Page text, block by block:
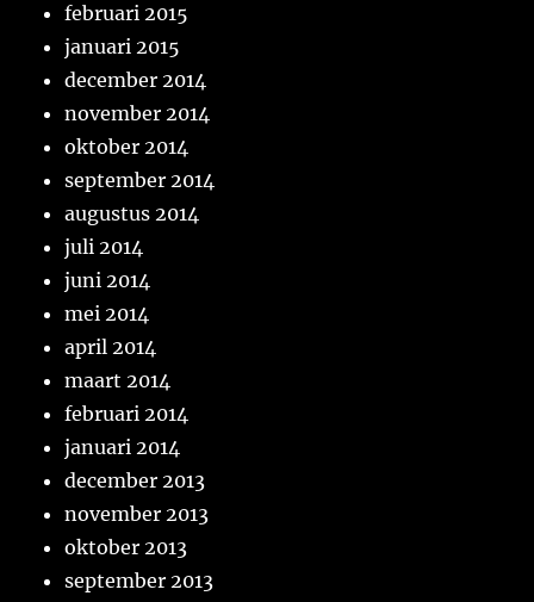
februari 2015
januari 2015
december 2014
november 2014
oktober 2014
september 2014
augustus 2014
juli 2014
juni 2014
mei 2014
april 2014
maart 2014
februari 2014
januari 2014
december 2013
november 2013
oktober 2013
september 2013